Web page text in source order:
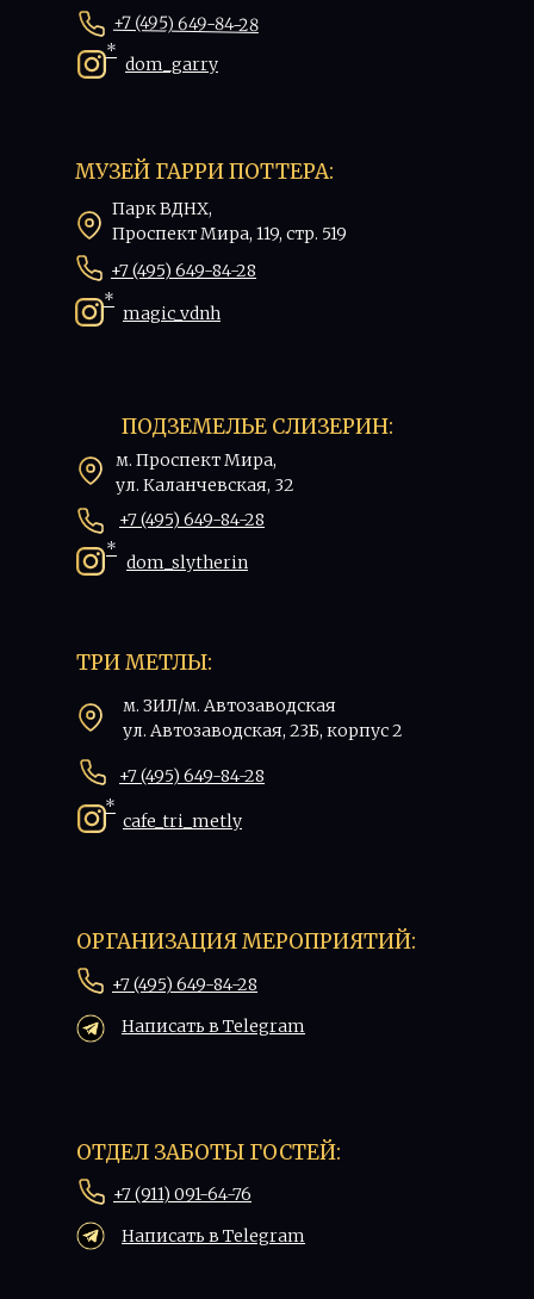
МУЗЕЙ ГАРРИ ПОТТЕРА:
Парк ВДНХ,
Проспект Мира, 119, стр. 519
magic_vdnh
ОРГАНИЗАЦИЯ МЕРОПРИЯТИЙ:
ОТДЕЛ ЗАБОТЫ ГОСТЕЙ:
+7 (495) 649-84-28
+7 (911) 091-64-76
ПОДЗЕМЕЛЬЕ СЛИЗЕРИН:
м. Проспект Мира,
ул. Каланчевская, 32
Написать в Telegram
Написать в Telegram
+7 (495) 649-84-28
ТРИ МЕТЛЫ:
м. ЗИЛ/м. Автозаводская
ул. Автозаводская, 23Б, корпус 2
*
*
*
*
dom_garry
cafe_tri_metly
dom_slytherin
+7 (495) 649-84-28
+7 (495) 649-84-28
+7 (495) 649-84-28